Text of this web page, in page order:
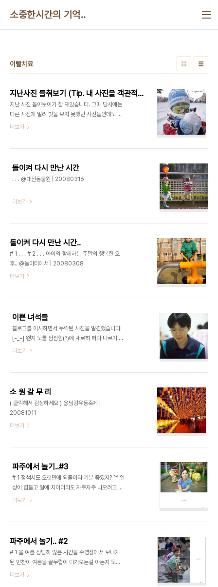
소중한시간의 기억..
이빨치료
지난사진 들춰보기 (Tip. 내 사진을 객관적으로 바라보는 사진 선별법? )
지난 사진 돌아보이가 참 재밌습니다. 그때 당시에는
다른 사진에 밀려 빛을 보지 못했던 사진들인데도 지
금 보면 하나 둘 다시금 눈에 뛰는 사진들이 태어나고
찌나 눈오는걸 좋아하던지~ 저녀석의 저 눈웃음을
보고 있노라면 지금도 웃음이 지어집니다. ㅎㅎ; 여러
분도 포스팅했던 당시의 사진 말고 하드속에 한참동
요~ 소중하디 소중한 나의 추억들이 빛을 보지 못한
고르는 방법에 대한 팁을 조금 드릴께요. 1. 사진을
더보기
돌이켜 다시 만난 시간
. . . @대전동물원 | 20080316
더보기
돌이켜 다시 만난 시간..
# 1 . . . # 2 . . . 아이와 함께하는 주말의 행복한 오
후.. @놀이터에서 | 20080308
더보기
이쁜 녀석들
블로그를 이사하면서 누락된 사진을 발견했습니다.
[-_-] 왠지 모를 찜찜함(?)에 새로히 퍼다 나르기 신
공을 펼쳐야겠습니다 ㅎㅎ # 1 언제나..보고 있으면
들..-0-; . . . # 6 어찌 이리 똑같이 생겼냐 ~ ㅎㅎ; .
. . # 7 좋아? ^^ . . . # 8 . . . # 7 좋덴다.. 전선생...
ㅎㅎ; 엽기 표정의 달인~ -0-b . . . # 8 . . . # 9 . .
. # 10 툭눈이가 전해준 구공이와 함께 행복한 사진
생활을..^^ . . . # 11 항상 얌전한듯한 툭눈이.. 그러
더보기
소 원 갈 무 리
( 클릭해서 감상하세요 ) @남강유등축제 |
20081011
더보기
파주에서 놀기..#3
# 1 정색시도 오랫만에 외출이라 기분 좋았지? ^^ 일
상이 힘들고 일에 치이더라도 자주자주 나오려고 노
력하자! . . . # 2 우리가족의 그림자 놀이 . . . # 3 엽
색한 정색시 .. ㅋ . . . # 6 처형~ 즐거워 보이시니 저
도 좋네요 ^^ 민찬이 이뻐해줘서 항상 감사해요~ . . .
# 7 . . . # 8 ㅎㅎ;; 어디가면 가족인줄 알겠; . . . #
9 ^^ . . . # 10 정현씨도 민찬이 이뻐해줘서 고마워
요~ 덕분이 많이 편해요 저희가 ㅎㅎ; . . . # 11 민찬
더보기
파주에서 놀기.. #2
# 1 올 여름 상당히 많은 시간을 수영장에서 보내게
된 민찬이 여름을 끝무렵이 다가오는걸 아는지 모르
는지 임진각의 자그마한 물가에서도 저렇게 좋아하
더보기